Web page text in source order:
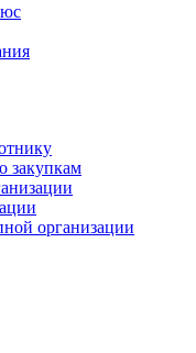
закупкам
организации